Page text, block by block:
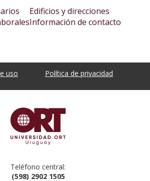
Edificios y direcciones
Información de contacto
uso Política de privacidad
Teléfono central:
(598) 2902 1505